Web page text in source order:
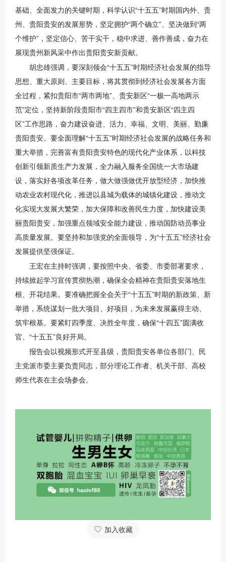
基础、全面发力的关键时期，科学认识“十五五”时期国内外、贵
州、贵阳贵安的发展形势，坚定拥护“两个确立”、坚决做到“两
个维护”，坚定信心、苦干实干，稳中求进、善作善成，奋力在
展现贵州新风采中作出贵阳贵安新贡献。
胡忠雄强调，要深刻领会“十五五”时期经济社会发展的指导
思想、重大原则、主要目标，将其贯彻到经济社会发展各方面
全过程，紧扣贵阳市“两市两地”、贵安新区“一极一高地两示
范”定位，坚持新阶段贵阳市“四主四市”和贵安新区“四主四
区”工作思路，奋力建设奋进、活力、幸福、文明、美丽、勤廉
贵阳贵安。要全面理解“十五五”时期经济社会发展的战略任务和
重大举措，完善富有贵阳贵安特色的现代化产业体系，以科技
创新引领新质生产力发展，全力融入服务全国统一大市场建
设，落实好各项改革任务，做大做强做优开放型经济，加快推
动农业农村现代化，推进以县城为载体的城镇化建设，推动文
化实现大发展大繁荣，加大保障和改善民生力度，加快建设美
丽贵阳贵安，加强重点领域安全能力建设，推动国防动员事业
高质量发展。要坚持和加强党的全面领导，为“十五五”经济社会
发展提供坚强保证。
王宏在主持时强调，要按照中央、省委、市委部署要求，
持续掀起学习宣传贯彻热潮，确保全会精神在贵阳贵安落地生
根、开花结果。要准确把握全会关于“十五五”时期的新政策、新
举措，系统谋划一批大项目、好项目，为未来发展赢得主动、
筑牢根基。要紧盯四季度、决胜全年度，确保“十四五”圆满收
官、“十五五”良好开局。
报告会以视频形式开至县级，贵阳贵安各单位各部门、民
主党派市委主要负责同志，部分理论工作者、机关干部、高校
师生代表在主会场参会。
加入收藏